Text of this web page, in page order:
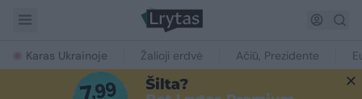
Karas Ukrainoje Žalioji erdvė Ačiū, Prezidente